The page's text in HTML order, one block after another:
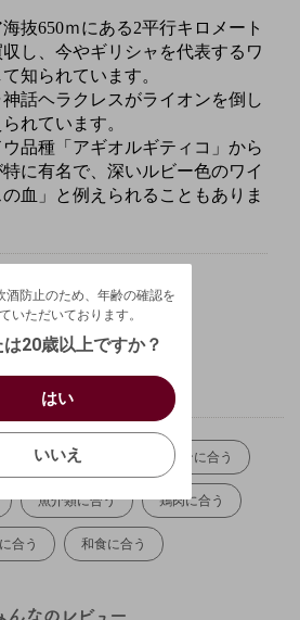
続ける カートへ進む
抜650ｍにある2平行キロメート
し、今やギリシャを代表するワ
知られています。
話ヘラクレスがライオンを倒し
れています。
品種「アギオルギティコ」から
に有名で、深いルビー色のワイ
血」と例えられることもありま
）と合わせて イタリアンに合う
魚介類に合う 鶏肉に合う
合う 和食に合う
酒防止のため、年齢の確認を
いただいております。
は20歳以上ですか？
はい
いいえ
酒防止のため、年齢の確認を
日を入力してください。
/
確認する
します。よろしいですか？